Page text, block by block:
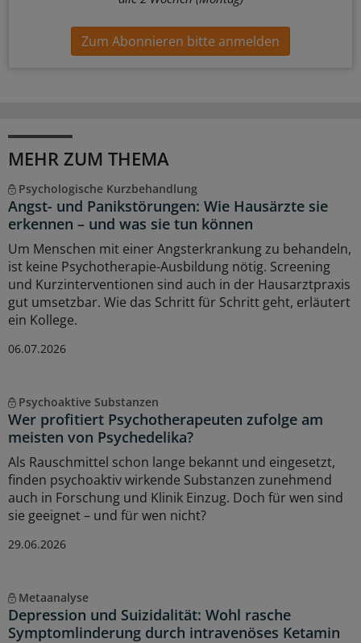
Zum Abonnieren bitte anmelden
MEHR ZUM THEMA
Psychologische Kurzbehandlung
Angst- und Panikstörungen: Wie Hausärzte sie
erkennen – und was sie tun können
Um Menschen mit einer Angsterkrankung zu behandeln,
ist keine Psychotherapie-Ausbildung nötig. Screening
und Kurzinterventionen sind auch in der Hausarztpraxis
gut umsetzbar. Wie das Schritt für Schritt geht, erläutert
ein Kollege.
06.07.2026
Psychoaktive Substanzen
Wer profitiert Psychotherapeuten zufolge am
meisten von Psychedelika?
Als Rauschmittel schon lange bekannt und eingesetzt,
finden psychoaktiv wirkende Substanzen zunehmend
auch in Forschung und Klinik Einzug. Doch für wen sind
sie geeignet – und für wen nicht?
29.06.2026
Metaanalyse
Depression und Suizidalität: Wohl rasche
Symptomlinderung durch intravenöses Ketamin